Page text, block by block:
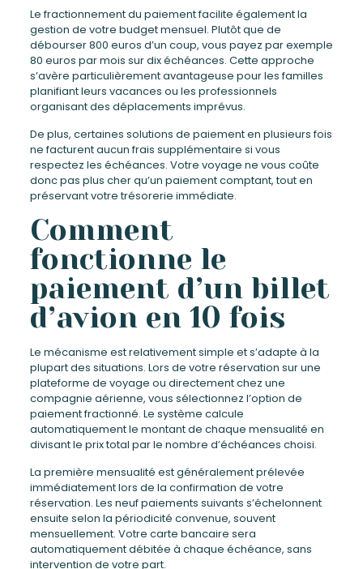
Le fractionnement du paiement facilite également la
gestion de votre budget mensuel. Plutôt que de
débourser 800 euros d’un coup, vous payez par exemple
80 euros par mois sur dix échéances. Cette approche
s’avère particulièrement avantageuse pour les familles
planifiant leurs vacances ou les professionnels
organisant des déplacements imprévus.
De plus, certaines solutions de paiement en plusieurs fois
ne facturent aucun frais supplémentaire si vous
respectez les échéances. Votre voyage ne vous coûte
donc pas plus cher qu’un paiement comptant, tout en
préservant votre trésorerie immédiate.
Comment
fonctionne le
paiement d’un billet
d’avion en 10 fois
Le mécanisme est relativement simple et s’adapte à la
plupart des situations. Lors de votre réservation sur une
plateforme de voyage ou directement chez une
compagnie aérienne, vous sélectionnez l’option de
paiement fractionné. Le système calcule
automatiquement le montant de chaque mensualité en
divisant le prix total par le nombre d’échéances choisi.
La première mensualité est généralement prélevée
immédiatement lors de la confirmation de votre
réservation. Les neuf paiements suivants s’échelonnent
ensuite selon la périodicité convenue, souvent
mensuellement. Votre carte bancaire sera
automatiquement débitée à chaque échéance, sans
intervention de votre part.